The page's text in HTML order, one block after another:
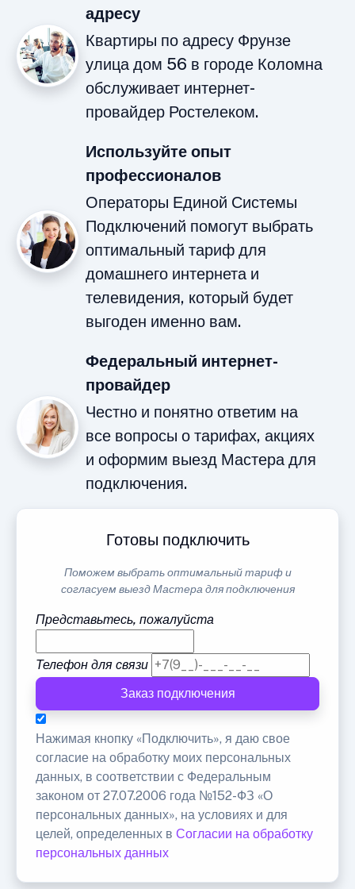
адресу
Квартиры по адресу Фрунзе
улица дом 56 в городе Коломна
обслуживает интернет-
провайдер Ростелеком.
Используйте опыт
профессионалов
Операторы Единой Системы
Подключений помогут выбрать
оптимальный тариф для
домашнего интернета и
телевидения, который будет
выгоден именно вам.
Федеральный интернет-
провайдер
Честно и понятно ответим на
все вопросы о тарифах, акциях
и оформим выезд Мастера для
подключения.
Готовы подключить
Поможем выбрать оптимальный тариф и
согласуем выезд Мастера для подключения
Представьтесь, пожалуйста
Телефон для связи
Заказ подключения
Нажимая кнопку «Подключить», я даю свое
согласие на обработку моих персональных
данных, в соответствии с Федеральным
законом от 27.07.2006 года №152-ФЗ «О
персональных данных», на условиях и для
целей, определенных в Согласии на обработку
персональных данных